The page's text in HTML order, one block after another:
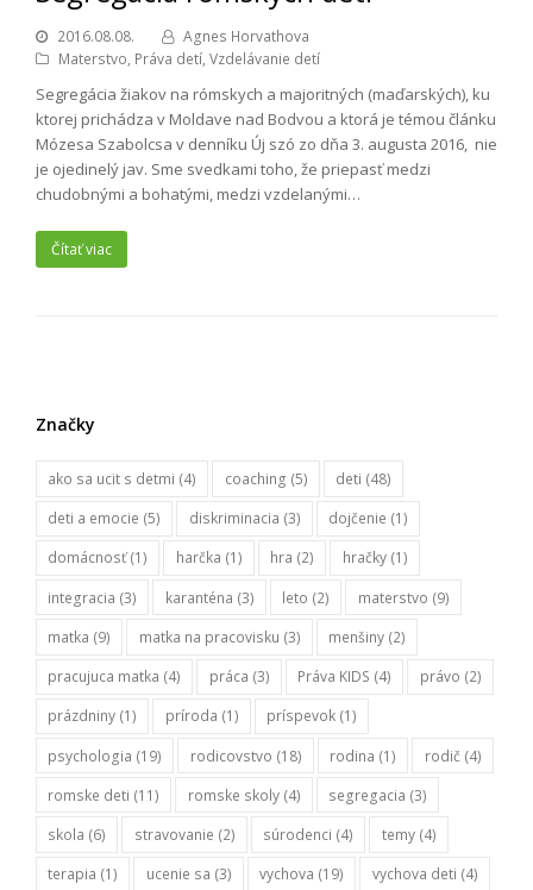
2016.08.08.
Agnes Horvathova
Materstvo, Práva detí, Vzdelávanie detí
Segregácia žiakov na rómskych a majoritných (maďarských), ku
ktorej prichádza v Moldave nad Bodvou a ktorá je témou článku
Mózesa Szabolcsa v denníku Új szó zo dňa 3. augusta 2016, nie
je ojedinelý jav. Sme svedkami toho, že priepasť medzi
chudobnými a bohatými, medzi vzdelanými…
Čítať viac
Značky
ako sa ucit s detmi (4) coaching (5) deti (48)
deti a emocie (5) diskriminacia (3) dojčenie (1)
domácnosť(1) harčka (1) hra (2) hračky(1)
integracia (3) karanténa (3) leto (2) materstvo (9)
matka (9) matka na pracovisku (3) menšiny (2)
pracujuca matka (4) práca (3) Práva KIDS (4) právo (2)
prázdniny (1) príroda (1) príspevok (1)
psychologia (19) rodicovstvo (18) rodina (1) rodič(4)
romske deti (11) romske skoly(4) segregacia (3)
skola (6) stravovanie (2) súrodenci (4) temy(4)
terapia (1) ucenie sa (3) vychova (19) vychova deti (4)